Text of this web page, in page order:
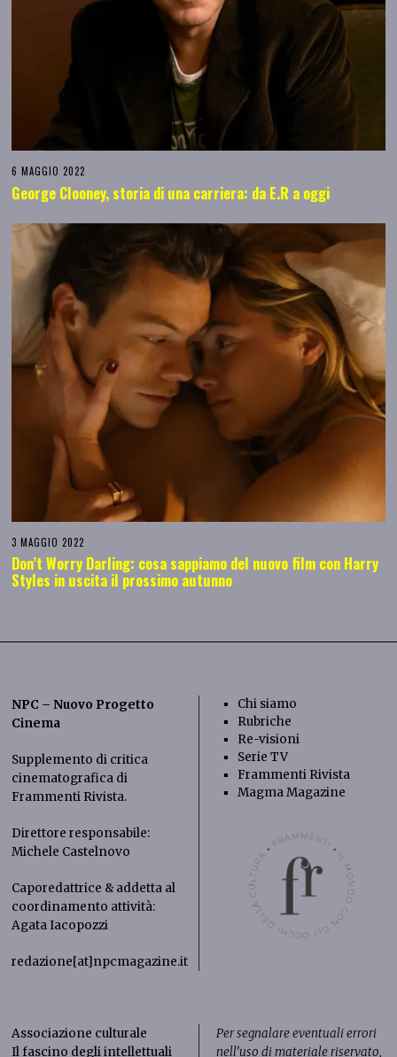
6 MAGGIO 2022
George Clooney, storia di una carriera: da E.R a oggi
3 MAGGIO 2022
Don’t Worry Darling: cosa sappiamo del nuovo film con Harry
Styles in uscita il prossimo autunno
NPC – Nuovo Progetto
Cinema
Supplemento di critica
cinematografica di
Frammenti Rivista.
Direttore responsabile:
Michele Castelnovo
Caporedattrice & addetta al
coordinamento attività:
Agata Iacopozzi
redazione[at]npcmagazine.it
Chi siamo
Rubriche
Re-visioni
Serie TV
Frammenti Rivista
Magma Magazine
Associazione culturale
Il fascino degli intellettuali
Per segnalare eventuali errori
nell’uso di materiale riservato,